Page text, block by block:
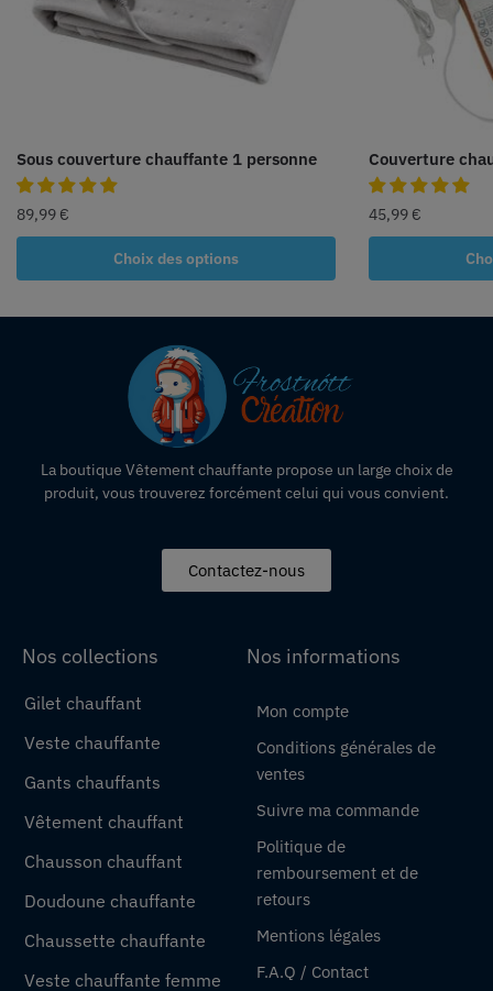
Sous couverture chauffante 1 personne
89,99 €
Choix des options
Couverture
45,99 €
La boutique Vêtement chauffante propose un large choix de
produit, vous trouverez forcément celui qui vous convient.
Contactez-nous
Nos collections
Gilet chauffant
Veste chauffante
Gants chauffants
Vêtement chauffant
Chausson chauffant
Doudoune chauffante
Chaussette chauffante
Veste chauffante femme
Nos informations
Mon compte
Conditions générales de
ventes
Suivre ma commande
Politique de
remboursement et de
retours
Mentions légales
F.A.Q / Contact